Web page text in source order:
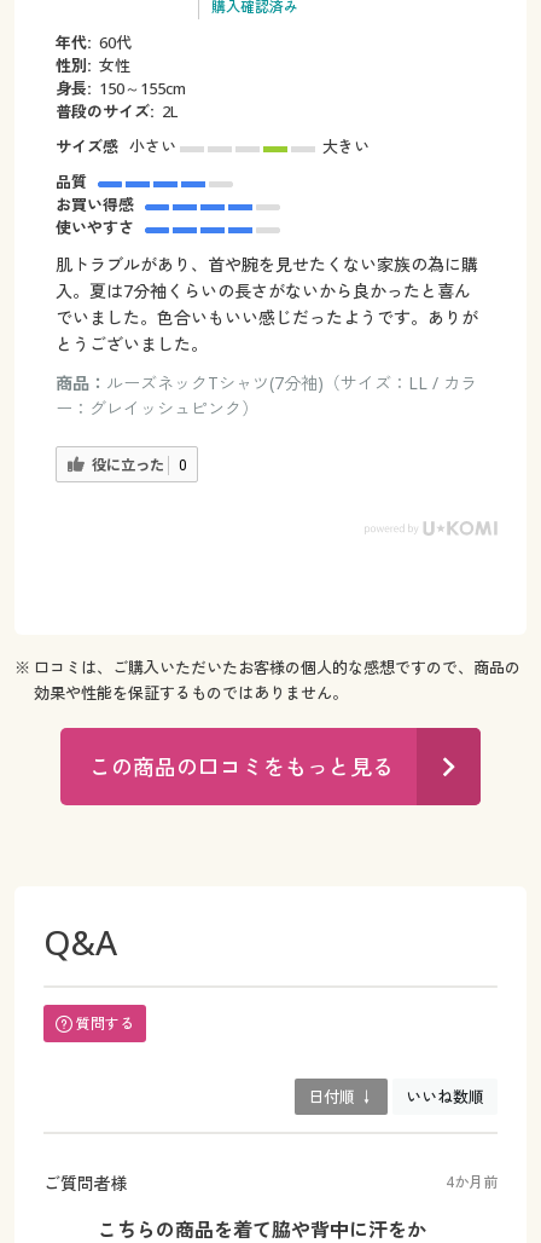
購入確認済み
年代: 60代
性別: 女性
身長: 150～155cm
普段のサイズ: 2L
サイズ感 小さい
大きい
品質
お買い得感
使いやすさ
肌トラブルがあり、首や腕を見せたくない家族の為に購
入。夏は7分袖くらいの長さがないから良かったと喜ん
でいました。色合いもいい感じだったようです。ありが
とうございました。
商品： ルーズネックTシャツ(7分袖)（サイズ：LL / カラ
ー：グレイッシュピンク）
役に立った 0
※ 口コミは、ご購入いただいたお客様の個人的な感想ですので、商品の
効果や性能を保証するものではありません。
この商品の口コミをもっと見る
Q&A
質問する
日付順 ↓ いいね数順
ご質問者様 4か月前
こちらの商品を着て脇や背中に汗をか